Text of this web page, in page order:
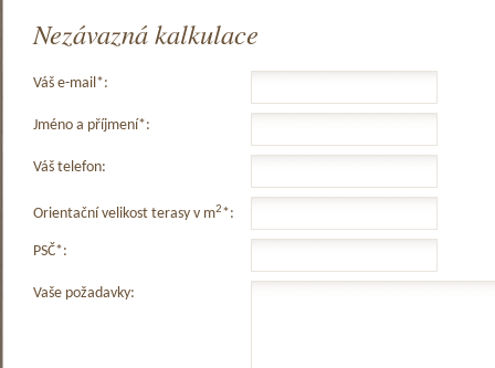
Nezávazná kalkulace
Váš e-mail*:
Jméno a příjmení*:
Váš telefon:
Orientační velikost terasy v m2*:
PSČ*:
Vaše požadavky: